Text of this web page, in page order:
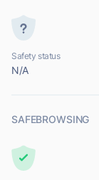
Safety status
N/A
SAFEBROWSING